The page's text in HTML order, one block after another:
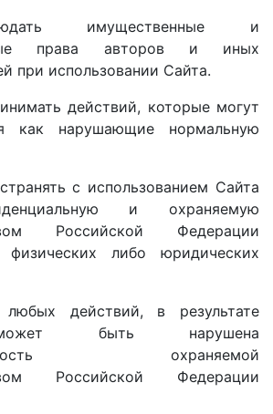
имущественные и
права авторов и иных
при использовании Сайта.
действий, которые могут
как нарушающие нормальную
с использованием Сайта
и охраняемую
Российской Федерации
либо юридических
любых действий, в результате
быть нарушена
охраняемой
Российской Федерации